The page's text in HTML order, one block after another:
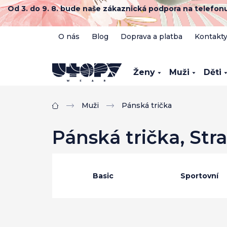
Přejít
na
obsah
Od 3. do 9. 8. bude naše zákaznická podpora na
O nás Blog Doprava a platba Kontakty
Ženy Muži Děti
Domů Muži Pánská trička
Pánská trička,
Basic Sportovní